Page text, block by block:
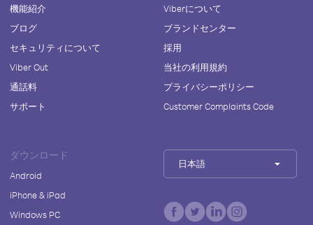
機能紹介
ブログ
セキュリティについて
Viber Out
通話料
サポート
Viberについて
ブランドセンター
採用
当社の利用規約
プライバシーポリシー
Customer Complaints Code
ダウンロード
Android
iPhone & iPad
Windows PC
日本語